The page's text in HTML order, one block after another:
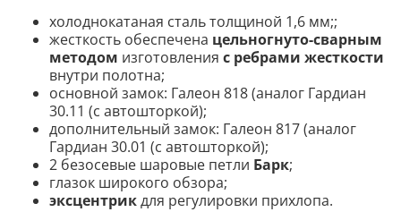
холоднокатаная сталь толщиной 1,6 мм;;
жесткость обеспечена цельногнуто-сварным
методом изготовления с ребрами жесткости
внутри полотна;
основной замок: Галеон 818 (аналог Гардиан
30.11 (с автошторкой);
дополнительный замок: Галеон 817 (аналог
Гардиан 30.01 (с автошторкой);
2 безосевые шаровые петли Барк;
глазок широкого обзора;
эксцентрикдля регулировки прихлопа.